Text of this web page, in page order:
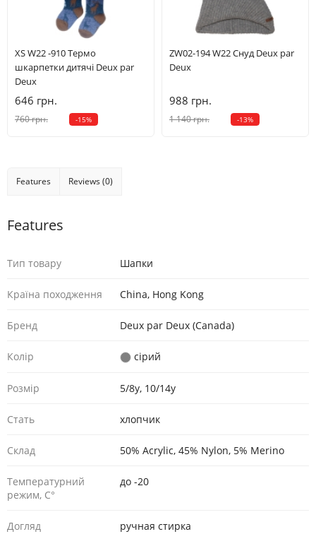
XS W22 -910 Термо
шкарпетки дитячі Deux par
Deux
646 грн.
760 грн. -15%
ZW02-194 W22 Снуд Deux par
Deux
988 грн.
1 140 грн. -13%
Features Reviews (0)
Features
Тип товару Шaпки
Країна походження China, Hong Kong
Бренд Deux par Deux (Canada)
Колір сірий
Розмір 5/8y, 10/14y
Стать хлопчик
Склад 50% Acrylic, 45% Nylon, 5% Merino
Температурний
режим, С°
до -20
Догляд ручная стирка